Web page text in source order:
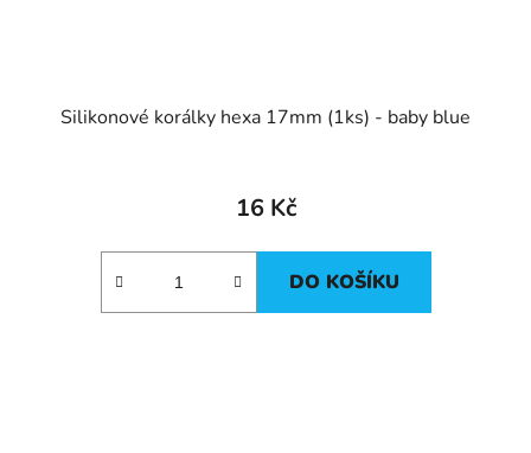
Silikonové korálky hexa 17mm (1ks) - baby blue
16 Kč
DO KOŠÍKU